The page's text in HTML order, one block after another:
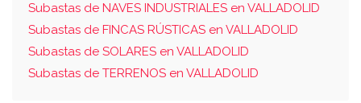
Subastas de NAVES INDUSTRIALES en VALLADOLID
Subastas de FINCAS RÚSTICAS en VALLADOLID
Subastas de SOLARES en VALLADOLID
Subastas de TERRENOS en VALLADOLID